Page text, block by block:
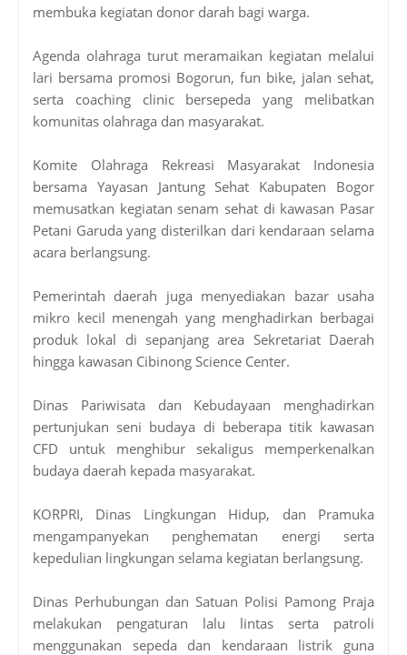
membuka kegiatan donor darah bagi warga.
Agenda olahraga turut meramaikan kegiatan melalui
lari bersama promosi Bogorun, fun bike, jalan sehat,
serta coaching clinic bersepeda yang melibatkan
komunitas olahraga dan masyarakat.
Komite Olahraga Rekreasi Masyarakat Indonesia
bersama Yayasan Jantung Sehat Kabupaten Bogor
memusatkan kegiatan senam sehat di kawasan Pasar
Petani Garuda yang disterilkan dari kendaraan selama
acara berlangsung.
Pemerintah daerah juga menyediakan bazar usaha
mikro kecil menengah yang menghadirkan berbagai
produk lokal di sepanjang area Sekretariat Daerah
hingga kawasan Cibinong Science Center.
Dinas Pariwisata dan Kebudayaan menghadirkan
pertunjukan seni budaya di beberapa titik kawasan
CFD untuk menghibur sekaligus memperkenalkan
budaya daerah kepada masyarakat.
KORPRI, Dinas Lingkungan Hidup, dan Pramuka
mengampanyekan penghematan energi serta
kepedulian lingkungan selama kegiatan berlangsung.
Dinas Perhubungan dan Satuan Polisi Pamong Praja
melakukan pengaturan lalu lintas serta patroli
menggunakan sepeda dan kendaraan listrik guna